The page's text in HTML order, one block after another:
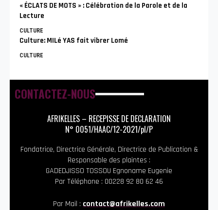
« ÉCLATS DE MOTS » : Célébration de la Parole et de la
Lecture
CULTURE
Culture: MILé YAS fait vibrer Lomé
CULTURE
CONTACTEZ-NOUS
AFRIKELLES – RECEPISSE DE DECLARATION
N° 0051/HAAC/12-2021/pl/P
Fondatrice, Directrice Générale, Directrice de Publication &
Responsable des plaintes :
GADEDJISSO TOSSOU Egnoname Eugenie
Par Téléphone : 00228 92 80 62 46
Par Mail : contact@afrikelles.com